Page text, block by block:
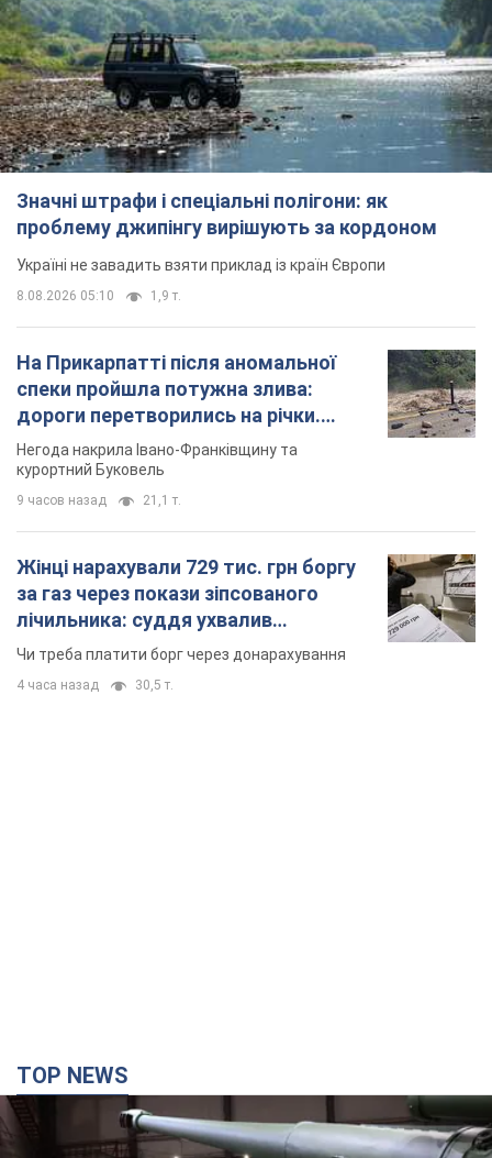
Значні штрафи і спеціальні полігони: як
проблему джипінгу вирішують за кордоном
Україні не завадить взяти приклад із країн Європи
8.08.2026 05:10 1,9 т.
На Прикарпатті після аномальної
спеки пройшла потужна злива:
дороги перетворились на річки.
Відео
Негода накрила Івано-Франківщину та
курортний Буковель
9 часов назад 21,1 т.
Жінці нарахували 729 тис. грн боргу
за газ через покази зіпсованого
лічильника: суддя ухвалив
неочікуване рішення
Чи треба платити борг через донарахування
4 часа назад 30,5 т.
TOP NEWS